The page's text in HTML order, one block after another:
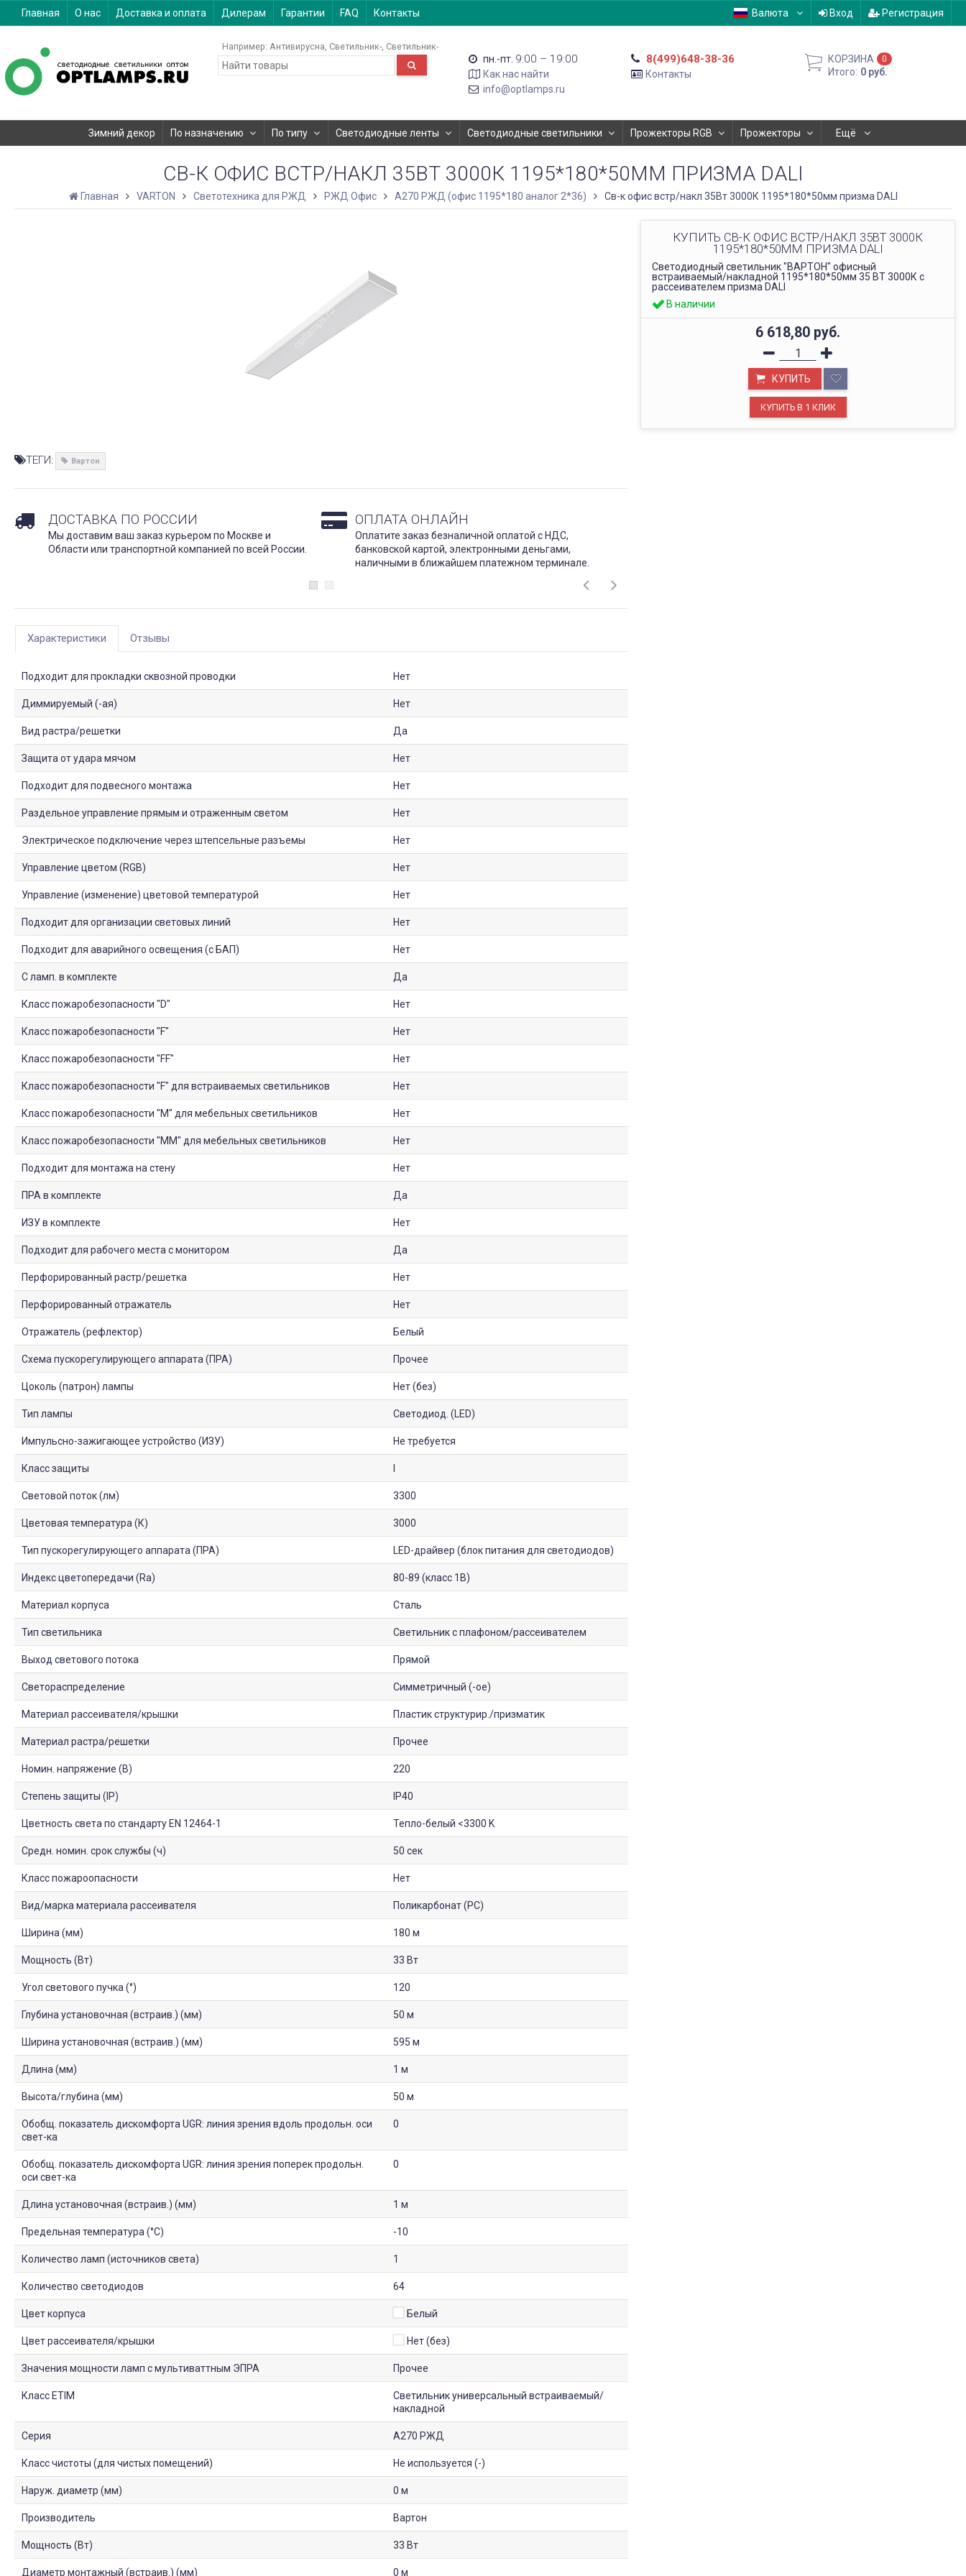
Главная О нас Доставка и оплата Дилерам Гарантии FAQ Контакты Валюта Вход Регистрация
Например: Антивирусна Светильник- Светильник-
пн.-пт. 9:00 – 19:00
Как нас найти
info@optlamps.ru
8(499)648-38-36
Контакты
КОРЗИНА 0
Итого: 0 руб.
Зимний декор По назначению По типу Светодиодные ленты Светодиодные светильники Прожекторы RGB Прожекторы Ещё
СВ-К ОФИС ВСТР/НАКЛ 35ВТ 3000К 1195*180*50ММ ПРИЗМА DALI
Главная VARTON Светотехника для РЖД РЖД Офис A270 РЖД (офис 1195*180 аналог 2*36) Св-к офис встр/накл 35Вт 3000К 1195*180*50мм призма DALI
КУПИТЬ СВ-К ОФИС ВСТР/НАКЛ 35ВТ 3000К
1195*180*50ММ ПРИЗМА DALI
Светодиодный светильник "ВАРТОН" офисный
встраиваемый/накладной 1195*180*50мм 35 ВТ 3000К с
рассеивателем призма DALI
В наличии
6 618,80 руб.
КУПИТЬ
ТЕГИ: Вартон
ДОСТАВКА ПО РОССИИ
Мы доставим ваш заказ курьером по Москве и
Области или транспортной компанией по всей России.
ОПЛАТА ОНЛАЙН
Оплатите заказ безналичной оплатой с НДС,
банковской картой, электронными деньгами,
наличными в ближайшем платежном терминале.
Характеристики Отзывы
Подходит для прокладки сквозной проводки Нет
Диммируемый (-ая) Нет
Вид растра/решетки Да
Защита от удара мячом Нет
Подходит для подвесного монтажа Нет
Раздельное управление прямым и отраженным светом Нет
Электрическое подключение через штепсельные разъемы Нет
Управление цветом (RGB) Нет
Управление (изменение) цветовой температурой Нет
Подходит для организации световых линий Нет
Подходит для аварийного освещения (с БАП) Нет
С ламп. в комплекте Да
Класс пожаробезопасности "D" Нет
Класс пожаробезопасности "F" Нет
Класс пожаробезопасности "FF" Нет
Класс пожаробезопасности "F" для встраиваемых светильников Нет
Класс пожаробезопасности "М" для мебельных светильников Нет
Класс пожаробезопасности "ММ" для мебельных светильников Нет
Подходит для монтажа на стену Нет
ПРА в комплекте Да
ИЗУ в комплекте Нет
Подходит для рабочего места с монитором Да
Перфорированный растр/решетка Нет
Перфорированный отражатель Нет
Отражатель (рефлектор) Белый
Схема пускорегулирующего аппарата (ПРА) Прочее
Цоколь (патрон) лампы Нет (без)
Тип лампы Светодиод. (LED)
Импульсно-зажигающее устройство (ИЗУ) Не требуется
Класс защиты
Световой поток (лм) 3300
Цветовая температура (К) 3000
Тип пускорегулирующего аппарата (ПРА) LED-драйвер (блок питания для светодиодов)
Индекс цветопередачи (Ra) 80-89 (класс 1B)
Материал корпуса Сталь
Тип светильника Светильник с плафоном/рассеивателем
Выход светового потока Прямой
Светораспределение Симметричный (-ое)
Материал рассеивателя/крышки Пластик структурир./призматик
Материал растра/решетки Прочее
Номин. напряжение (В) 220
Степень защиты (IP) IP40
Цветность света по стандарту EN 12464-1 Тепло-белый <3300 K
Средн. номин. срок службы (ч) 50 сек
Класс пожароопасности Нет
Вид/марка материала рассеивателя Поликарбонат (PC)
Ширина (мм) 180 м
Мощность (Вт) 33 Вт
Угол светового пучка (°) 120
Глубина установочная (встраив.) (мм) 50 м
Ширина установочная (встраив.) (мм) 595 м
Длина (мм) 1 м
Высота/глубина (мм) 50 м
Обобщ. показатель дискомфорта UGR: линия зрения вдоль продольн. оси
свет-ка
0
Обобщ. показатель дискомфорта UGR: линия зрения поперек продольн.
оси свет-ка
0
Длина установочная (встраив.) (мм) 1 м
Предельная температура (°C) -10
Количество ламп (источников света) 1
Количество светодиодов 64
Цвет корпуса Белый
Цвет рассеивателя/крышки Нет (без)
Значения мощности ламп с мультиваттным ЭПРА Прочее
Класс ETIM
Светильник универсальный встраиваемый/
накладной
Серия A270 РЖД
Класс чистоты (для чистых помещений) Не используется (-)
Наруж. диаметр (мм) 0 м
Производитель Вартон
Мощность (Вт) 33 Вт
Диаметр монтажный (встраив.) (мм) 0 м